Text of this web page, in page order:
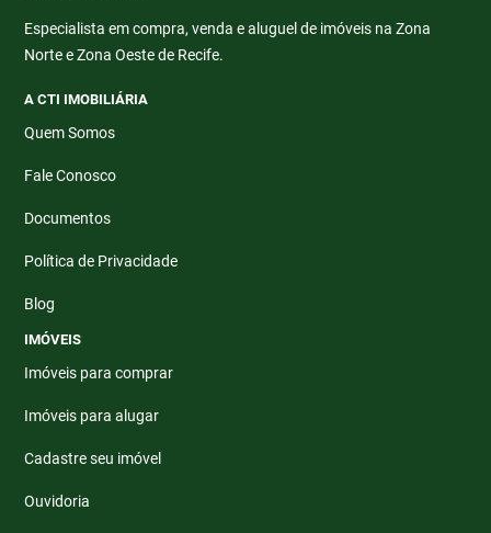
Especialista em compra, venda e aluguel de imóveis na Zona
Norte e Zona Oeste de Recife.
A CTI IMOBILIÁRIA
Quem Somos
Fale Conosco
Documentos
Política de Privacidade
Blog
IMÓVEIS
Imóveis para comprar
Imóveis para alugar
Cadastre seu imóvel
Ouvidoria